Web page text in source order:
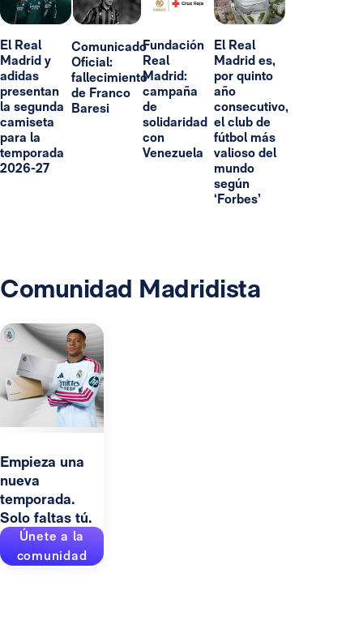
El Real
Madrid y
adidas
presentan
la segunda
camiseta
para la
temporada
2026-27
Comunicado
Oficial:
fallecimiento
de Franco
Baresi
Fundación
Real
Madrid:
campaña
de
solidaridad
con
Venezuela
El Real
Madrid es,
por quinto
año
consecutivo,
el club de
fútbol más
valioso del
mundo
según
‘Forbes’
Comunidad Madridista
Empieza una
nueva
temporada.
Solo faltas tú.
Únete a la
comunidad